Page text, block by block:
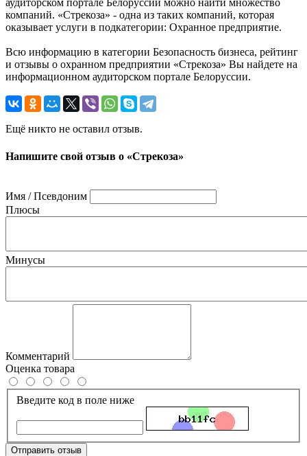
аудиторском портале Белоруссии можно найти множество
компаний. «Стрекоза» - одна из таких компаний, которая
оказывает услуги в подкатегории: Охранное предприятие.
Всю информацию в категории Безопасность бизнеса, рейтинг
и отзывы о охранном предприятии «Стрекоза» Вы найдете на
информационном аудиторском портале Белоруссии.
Ещё никто не оставил отзыв.
Напишите свой отзыв о «Стрекоза»
Имя / Псевдоним
Плюсы
Минусы
Комментарий
Оценка товара
Введите код в поле ниже
Отправить отзыв